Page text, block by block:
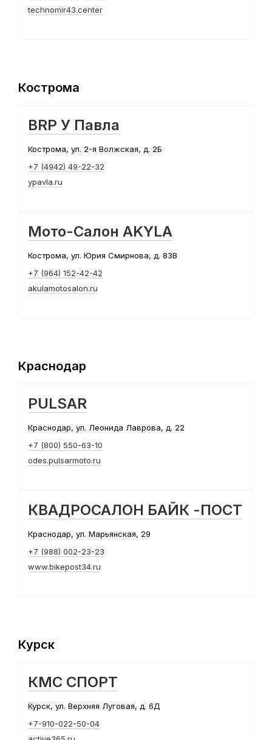
technomir43.center
Кострома
BRP У Павла
Кострома, ул. 2-я Волжская, д. 2Б
+7 (4942) 49-22-32
ypavla.ru
Мото-Салон AKYLA
Кострома, ул. Юрия Смирнова, д. 83В
+7 (964) 152-42-42
akulamotosalon.ru
Краснодар
PULSAR
Краснодар, ул. Леонида Лаврова, д. 22
+7 (800) 550-63-10
odes.pulsarmoto.ru
КВАДРОСАЛОН БАЙК -ПОСТ
Краснодар, ул. Марьянская, 29
+7 (988) 002-23-23
www.bikepost34.ru
Курск
КМС СПОРТ
Курск, ул. Верхняя Луговая, д. 6Д
+7-910-022-50-04